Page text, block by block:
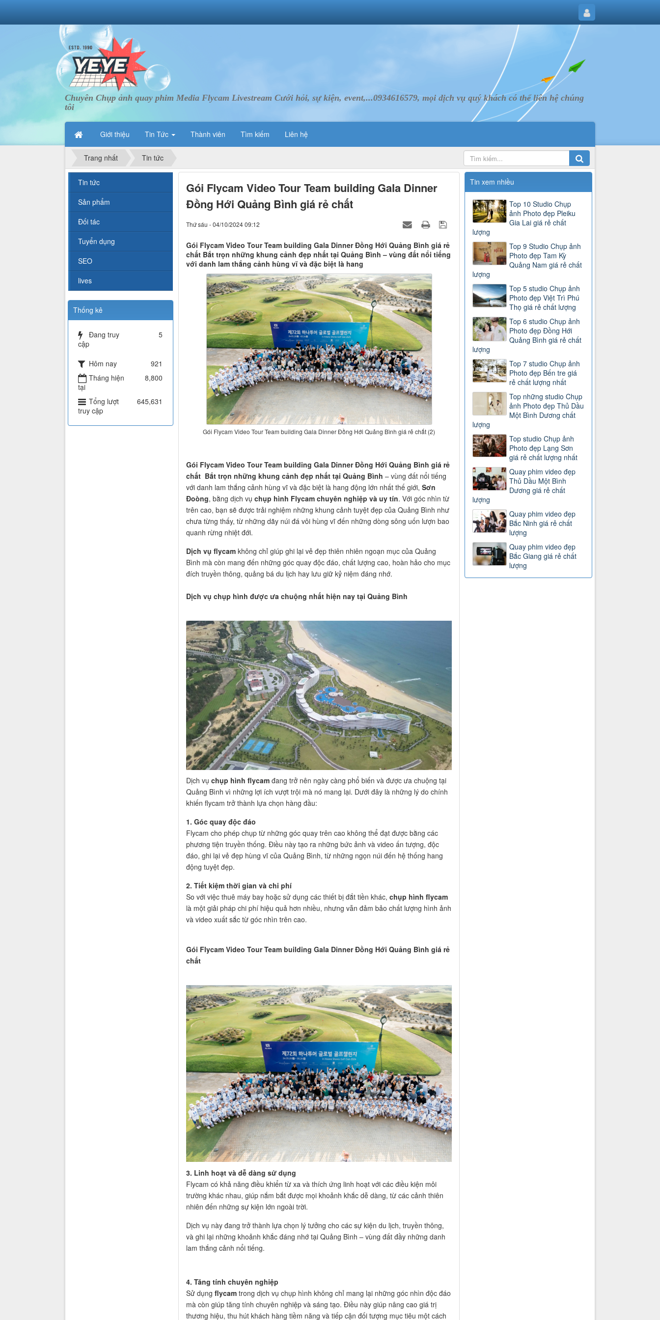
Chuyên Chụp ảnh quay phim Media Flycam Livestream Cưới hỏi, sự kiện, event,...0934616579, mọi dịch vụ quý khách có thể liên hệ chúng
tôi
Giới thiệu Tin Tức Thành viên Tìm kiếm Liên hệ
Trang nhất Tin tức
Gói Flycam Video Tour Team building Gala Dinner
Đồng Hới Quảng Bình giá rẻ chất
Thứ sáu - 04/10/2024 09:12
Gói Flycam Video Tour Team building Gala Dinner Đồng Hới Quảng Bình giá rẻ
chất Bắt trọn những khung cảnh đẹp nhất tại Quảng Bình – vùng đất nổi tiếng
với danh lam thắng cảnh hùng vĩ và đặc biệt là hang
Gói Flycam Video Tour Team building Gala Dinner Đồng Hới Quảng Bình giá rẻ chất (2)
Gói Flycam Video Tour Team building Gala Dinner Đồng Hới Quảng Bình giá rẻ
chất Bắt trọn những khung cảnh đẹp nhất tại Quảng Bình – vùng đất nổi tiếng
với danh lam thắng cảnh hùng vĩ và đặc biệt là hang động lớn nhất thế giới, Sơn
Đoòng, bằng dịch vụ chụp hình Flycam chuyên nghiệp và uy tín. Với góc nhìn từ
trên cao, bạn sẽ được trải nghiệm những khung cảnh tuyệt đẹp của Quảng Bình như
chưa từng thấy, từ những dãy núi đá vôi hùng vĩ đến những dòng sông uốn lượn bao
quanh rừng nhiệt đới.
Dịch vụ flycamkhông chỉ giúp ghi lại vẻ đẹp thiên nhiên ngoạn mục của Quảng
Bình mà còn mang đến những góc quay độc đáo, chất lượng cao, hoàn hảo cho mục
đích truyền thông, quảng bá du lịch hay lưu giữ kỷ niệm đáng nhớ.
Dịch vụ chụp hình được ưa chuộng nhất hiện nay tại Quảng Bình
Dịch vụ chụp hình flycamđang trở nên ngày càng phổ biến và được ưa chuộng tại
Quảng Bình vì những lợi ích vượt trội mà nó mang lại. Dưới đây là những lý do chính
khiến flycam trở thành lựa chọn hàng đầu:
1. Góc quay độc đáo
Flycam cho phép chụp từ những góc quay trên cao không thể đạt được bằng các
phương tiện truyền thống. Điều này tạo ra những bức ảnh và video ấn tượng, độc
đáo, ghi lại vẻ đẹp hùng vĩ của Quảng Bình, từ những ngọn núi đến hệ thống hang
động tuyệt đẹp.
2. Tiết kiệm thời gian và chi phí
So với việc thuê máy bay hoặc sử dụng các thiết bị đắt tiền khác, chụp hình flycam
là một giải pháp chi phí hiệu quả hơn nhiều, nhưng vẫn đảm bảo chất lượng hình ảnh
và video xuất sắc từ góc nhìn trên cao.
Gói Flycam Video Tour Team building Gala Dinner Đồng Hới Quảng Bình giá rẻ
chất
3. Linh hoạt và dễ dàng sử dụng
Flycam có khả năng điều khiển từ xa và thích ứng linh hoạt với các điều kiện môi
trường khác nhau, giúp nắm bắt được mọi khoảnh khắc dễ dàng, từ các cảnh thiên
nhiên đến những sự kiện lớn ngoài trời.
Dịch vụ này đang trở thành lựa chọn lý tưởng cho các sự kiện du lịch, truyền thông,
và ghi lại những khoảnh khắc đáng nhớ tại Quảng Bình – vùng đất đầy những danh
lam thắng cảnh nổi tiếng.
4. Tăng tính chuyên nghiệp
Sử dụng flycamtrong dịch vụ chụp hình không chỉ mang lại những góc nhìn độc đáo
mà còn giúp tăng tính chuyên nghiệp và sáng tạo. Điều này giúp nâng cao giá trị
thương hiệu, thu hút khách hàng tiềm năng và tiếp cận đối tượng mục tiêu một cách
Tin xem nhiều
Top 10 Studio Chụp
ảnh Photo đẹp Pleiku
Gia Lai giá rẻ chất
lượng
Top 9 Studio Chụp ảnh
Photo đẹp Tam Kỳ
Quảng Nam giá rẻ chất
lượng
Top 5 studio Chụp ảnh
Photo đẹp Việt Trì Phú
Thọ giá rẻ chất lượng
Top 6 studio Chụp ảnh
Photo đẹp Đồng Hới
Quảng Bình giá rẻ chất
lượng
Top 7 studio Chụp ảnh
Photo đẹp Bến tre giá
rẻ chất lượng nhất
Top những studio Chụp
ảnh Photo đẹp Thủ Dầu
Một Bình Dương chất
lượng
Top studio Chụp ảnh
Photo đẹp Lạng Sơn
giá rẻ chất lượng nhất
Quay phim video đẹp
Thủ Dầu Một Bình
Dương giá rẻ chất
lượng
Quay phim video đẹp
Bắc Ninh giá rẻ chất
lượng
Quay phim video đẹp
Bắc Giang giá rẻ chất
lượng
Tin tức
Sản phẩm
Đối tác
Tuyển dụng
SEO
lives
Thống kê
Đang truy
cập
5
Hôm nay
921
Tháng hiện
tại
8,800
Tổng lượt
truy cập
645,631